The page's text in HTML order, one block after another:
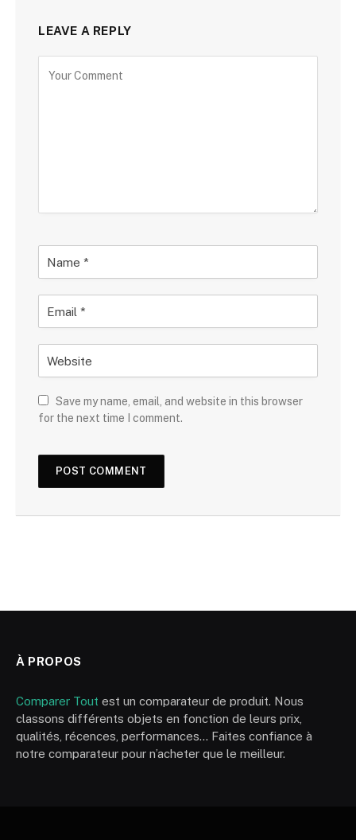
LEAVE A REPLY
Save my name, email, and website in this browser
for the next time I comment.
À PROPOS
Comparer Tout est un comparateur de produit. Nous
classons différents objets en fonction de leurs prix,
qualités, récences, performances… Faites confiance à
notre comparateur pour n’acheter que le meilleur.